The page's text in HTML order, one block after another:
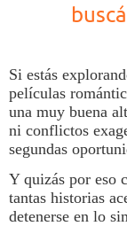
Si estás
películas
una muy buena
ni conflictos
segundas
Y quizás por eso
tantas historias
detenerse en lo